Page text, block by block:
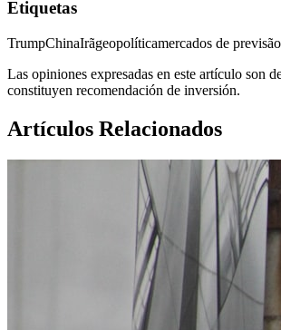
Etiquetas
TrumpChinaIrãgeopolíticamercados de previsão
Las opiniones expresadas en este artículo son
constituyen recomendación de inversión.
Artículos Relacionados